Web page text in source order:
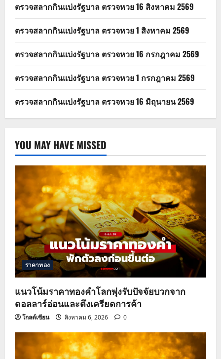
ตรวจสลากกินแบ่งรัฐบาล ตรวจหวย 16 สิงหาคม 2569
ตรวจสลากกินแบ่งรัฐบาล ตรวจหวย 1 สิงหาคม 2569
ตรวจสลากกินแบ่งรัฐบาล ตรวจหวย 16 กรกฎาคม 2569
ตรวจสลากกินแบ่งรัฐบาล ตรวจหวย 1 กรกฎาคม 2569
ตรวจสลากกินแบ่งรัฐบาล ตรวจหวย 16 มิถุนายน 2569
YOU MAY HAVE MISSED
ราคาทอง
แนวโน้มราคาทองคำโลกพุ่งรับปัจจัยบวกจาก
ดอลลาร์อ่อนและตึงเครียดการค้า
โกลด์เซียน สิงหาคม 6, 2026 0